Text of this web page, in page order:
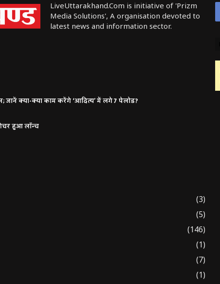
LiveUttarakhand.Com is initiative of 'Prizm
Media Solutions', A organisation devoted to
latest news and information sector.
जानें क्या-क्या काम करेंगे ‘आदित्य’ में लगे 7 पेलोड?
हुआ लॉन्च
(3)
(5)
(146)
(1)
(7)
(1)